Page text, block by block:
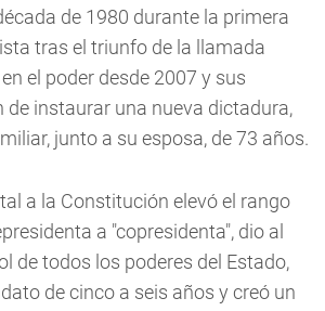
de 1980 durante la primera
tras el triunfo de la llamada
el poder desde 2007 y sus
de instaurar una nueva dictadura,
junto a su esposa, de 73 años.
a la Constitución elevó el rango
a "copresidenta", dio al
de todos los poderes del Estado,
de cinco a seis años y creó un